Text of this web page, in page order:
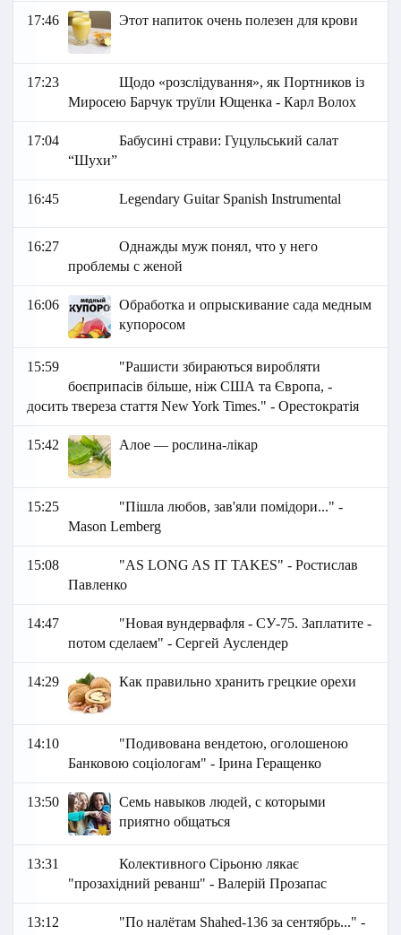
17:46 Этот напиток очень полезен для крови
17:23
Щодо «розслідування», як Портников із
Миросею Барчук труїли Ющенка - Карл Волох
17:04
Бабусині страви: Гуцульський салат
“Шухи”
16:45 Legendary Guitar Spanish Instrumental
16:27
Однажды муж понял, что у него
проблемы с женой
16:06
Обработка и опрыскивание сада медным
купоросом
15:59
"Рашисти збираються виробляти
боєприпасів більше, ніж США та Європа, -
досить твереза стаття New York Times." - Орестократія
15:42 Алое — рослина-лікар
15:25
"Пішла любов, зав'яли помідори..." -
Mason Lemberg
15:08
"AS LONG AS IT TAKES" - Ростислав
Павленко
14:47
"Новая вундервафля - СУ-75. Заплатите -
потом сделаем" - Сергей Ауслендер
14:29 Как правильно хранить грецкие орехи
14:10
"Подивована вендетою, оголошеною
Банковою соціологам" - Ірина Геращенко
13:50
Семь навыков людей, с которыми
приятно общаться
13:31
Колективного Сірьоню лякає
"прозахідний реванш" - Валерій Прозапас
13:12
"По налётам Shahed-136 за сентябрь..." -